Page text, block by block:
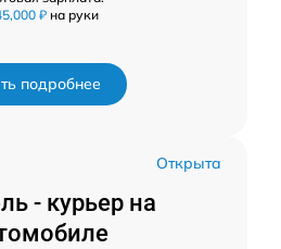
₽ на руки
подробнее
Открыта
- курьер на